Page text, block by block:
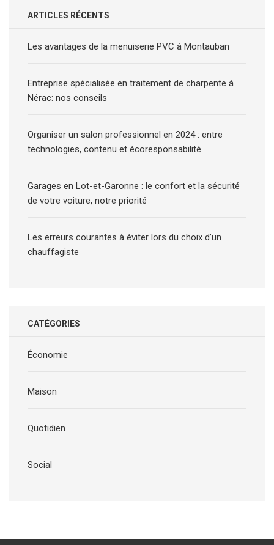
ARTICLES RÉCENTS
Les avantages de la menuiserie PVC à Montauban
Entreprise spécialisée en traitement de charpente à
Nérac: nos conseils
Organiser un salon professionnel en 2024 : entre
technologies, contenu et écoresponsabilité
Garages en Lot-et-Garonne : le confort et la sécurité
de votre voiture, notre priorité
Les erreurs courantes à éviter lors du choix d’un
chauffagiste
CATÉGORIES
Économie
Maison
Quotidien
Social